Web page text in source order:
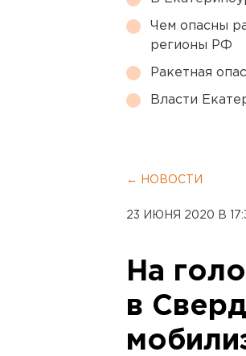
Чем опасны
регионы РФ
Ракетная
Власти
← НОВОСТИ
23 ИЮНЯ 2020 В
На
в